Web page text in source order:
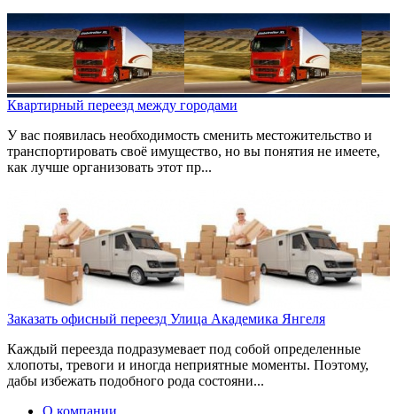
Квартирный переезд между городами
У вас появилась необходимость сменить местожительство и
транспортировать своё имущество, но вы понятия не имеете,
как лучше организовать этот пр...
Заказать офисный переезд Улица Академика Янгеля
Каждый переезда подразумевает под собой определенные
хлопоты, тревоги и иногда неприятные моменты. Поэтому,
дабы избежать подобного рода состояни...
О компании